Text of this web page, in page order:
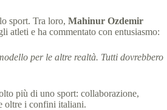
sport. Tra loro, Mahinur Ozdemir
atleti e ha commentato con entusiasmo:
per le altre realtà. Tutti dovrebbero
più di uno sport: collaborazione,
oltre i confini italiani.